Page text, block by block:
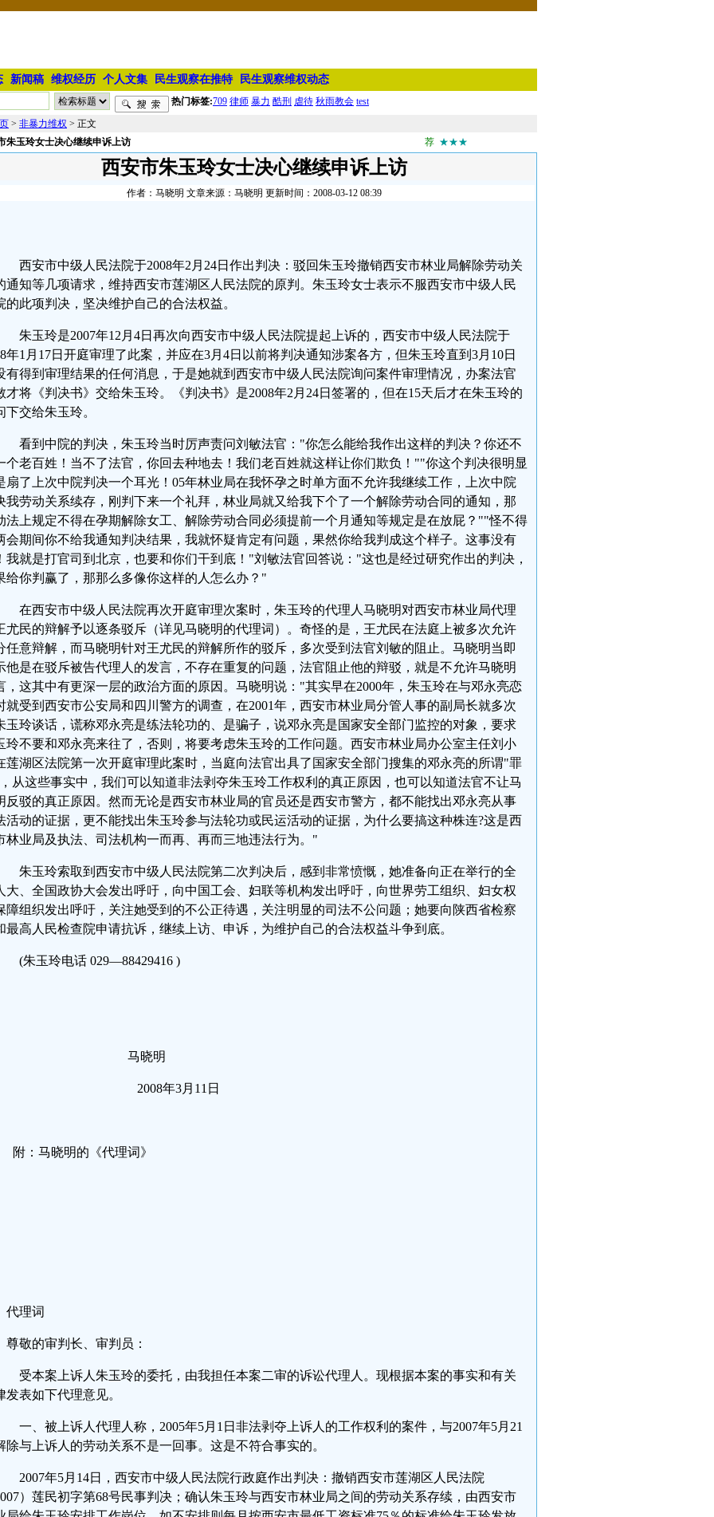
新闻稿 维权经历 个人文集 民生观察在推特 民生观察维权动态
热门标签:709 律师 暴力 酷刑 虐待 秋雨教会 test
> 非暴力维权 > 正文
朱玉玲女士决心继续申诉上访
荐 ★★★
西安市朱玉玲女士决心继续申诉上访
作者：马晓明 文章来源：马晓明 更新时间：2008-03-12 08:39
西安市中级人民法院于2008年2月24日作出判决：驳回朱玉玲撤销西安市林业局解除劳动关
通知等几项请求，维持西安市莲湖区人民法院的原判。朱玉玲女士表示不服西安市中级人民
的此项判决，坚决维护自己的合法权益。
朱玉玲是2007年12月4日再次向西安市中级人民法院提起上诉的，西安市中级人民法院于
年1月17日开庭审理了此案，并应在3月4日以前将判决通知涉案各方，但朱玉玲直到3月10日
有得到审理结果的任何消息，于是她就到西安市中级人民法院询问案件审理情况，办案法官
才将《判决书》交给朱玉玲。《判决书》是2008年2月24日签署的，但在15天后才在朱玉玲的
下交给朱玉玲。
看到中院的判决，朱玉玲当时厉声责问刘敏法官："你怎么能给我作出这样的判决？你还不
个老百姓！当不了法官，你回去种地去！我们老百姓就这样让你们欺负！""你这个判决很明显
扇了上次中院判决一个耳光！05年林业局在我怀孕之时单方面不允许我继续工作，上次中院
我劳动关系续存，刚判下来一个礼拜，林业局就又给我下个了一个解除劳动合同的通知，那
法上规定不得在孕期解除女工、解除劳动合同必须提前一个月通知等规定是在放屁？""怪不得
会期间你不给我通知判决结果，我就怀疑肯定有问题，果然你给我判成这个样子。这事没有
我就是打官司到北京，也要和你们干到底！"刘敏法官回答说："这也是经过研究作出的判决，
给你判赢了，那那么多像你这样的人怎么办？"
在西安市中级人民法院再次开庭审理次案时，朱玉玲的代理人马晓明对西安市林业局代理
尤民的辩解予以逐条驳斥（详见马晓明的代理词）。奇怪的是，王尤民在法庭上被多次允许
任意辩解，而马晓明针对王尤民的辩解所作的驳斥，多次受到法官刘敏的阻止。马晓明当即
他是在驳斥被告代理人的发言，不存在重复的问题，法官阻止他的辩驳，就是不允许马晓明
，这其中有更深一层的政治方面的原因。马晓明说："其实早在2000年，朱玉玲在与邓永亮恋
就受到西安市公安局和四川警方的调查，在2001年，西安市林业局分管人事的副局长就多次
玉玲谈话，谎称邓永亮是练法轮功的、是骗子，说邓永亮是国家安全部门监控的对象，要求
玲不要和邓永亮来往了，否则，将要考虑朱玉玲的工作问题。西安市林业局办公室主任刘小
莲湖区法院第一次开庭审理此案时，当庭向法官出具了国家安全部门搜集的邓永亮的所谓"罪
从这些事实中，我们可以知道非法剥夺朱玉玲工作权利的真正原因，也可以知道法官不让马
反驳的真正原因。然而无论是西安市林业局的官员还是西安市警方，都不能找出邓永亮从事
活动的证据，更不能找出朱玉玲参与法轮功或民运活动的证据，为什么要搞这种株连?这是西
林业局及执法、司法机构一而再、再而三地违法行为。"
朱玉玲索取到西安市中级人民法院第二次判决后，感到非常愤慨，她准备向正在举行的全
大、全国政协大会发出呼吁，向中国工会、妇联等机构发出呼吁，向世界劳工组织、妇女权
障组织发出呼吁，关注她受到的不公正待遇，关注明显的司法不公问题；她要向陕西省检察
最高人民检查院申请抗诉，继续上访、申诉，为维护自己的合法权益斗争到底。
(朱玉玲电话 029—88429416 )
马晓明
2008年3月11日
附：马晓明的《代理词》
代理词
尊敬的审判长、审判员：
受本案上诉人朱玉玲的委托，由我担任本案二审的诉讼代理人。现根据本案的事实和有关
发表如下代理意见。
一、被上诉人代理人称，2005年5月1日非法剥夺上诉人的工作权利的案件，与2007年5月21
除与上诉人的劳动关系不是一回事。这是不符合事实的。
2007年5月14日，西安市中级人民法院行政庭作出判决：撤销西安市莲湖区人民法院
）莲民初字第68号民事判决；确认朱玉玲与西安市林业局之间的劳动关系存续，由西安市